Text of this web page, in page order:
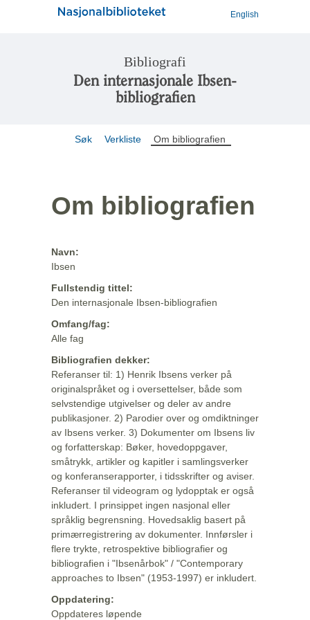
English
Bibliografi
Den internasjonale Ibsen-
bibliografien
Søk Verkliste Om bibliografien
Om bibliografien
Navn:
Ibsen
Fullstendig tittel:
Den internasjonale Ibsen-bibliografien
Omfang/fag:
Alle fag
Bibliografien dekker:
Referanser til: 1) Henrik Ibsens verker på
originalspråket og i oversettelser, både som
selvstendige utgivelser og deler av andre
publikasjoner. 2) Parodier over og omdiktninger
av Ibsens verker. 3) Dokumenter om Ibsens liv
og forfatterskap: Bøker, hovedoppgaver,
småtrykk, artikler og kapitler i samlingsverker
og konferanserapporter, i tidsskrifter og aviser.
Referanser til videogram og lydopptak er også
inkludert. I prinsippet ingen nasjonal eller
språklig begrensning. Hovedsaklig basert på
primærregistrering av dokumenter. Innførsler i
flere trykte, retrospektive bibliografier og
bibliografien i "Ibsenårbok" / "Contemporary
approaches to Ibsen" (1953-1997) er inkludert.
Oppdatering:
Oppdateres løpende